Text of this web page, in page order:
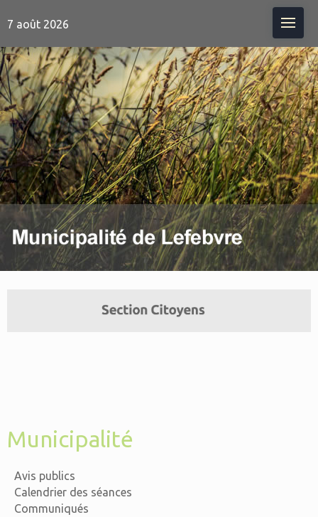
7 août 2026
Municipalité
Avis publics
Calendrier des séances
Communiqués